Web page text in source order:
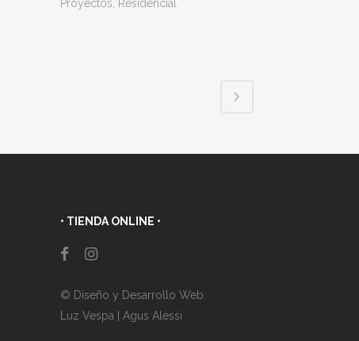
Proyectos, Residencial
• TIENDA ONLINE •
© Diseño y Desarrollo Web:
Luz Vespa
Agus Alessi